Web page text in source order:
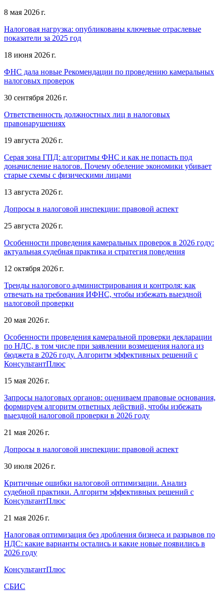
8 мая 2026 г.
Налоговая нагрузка: опубликованы ключевые отраслевые
показатели за 2025 год
18 июня 2026 г.
ФНС дала новые Рекомендации по проведению камеральных
налоговых проверок
30 сентября 2026 г.
Ответственность должностных лиц в налоговых
правонарушениях
19 августа 2026 г.
Серая зона ГПД: алгоритмы ФНС и как не попасть под
доначисление налогов. Почему обеление экономики убивает
старые схемы с физическими лицами
13 августа 2026 г.
Допросы в налоговой инспекции: правовой аспект
25 августа 2026 г.
Особенности проведения камеральных проверок в 2026 году:
актуальная судебная практика и стратегия поведения
12 октября 2026 г.
Тренды налогового администрирования и контроля: как
отвечать на требования ИФНС, чтобы избежать выездной
налоговой проверки
20 мая 2026 г.
Особенности проведения камеральной проверки декларации
по НДС, в том числе при заявлении возмещения налога из
бюджета в 2026 году. Алгоритм эффективных решений с
КонсультантПлюс
15 мая 2026 г.
Запросы налоговых органов: оцениваем правовые основания,
формируем алгоритм ответных действий, чтобы избежать
выездной налоговой проверки в 2026 году
21 мая 2026 г.
Допросы в налоговой инспекции: правовой аспект
30 июля 2026 г.
Критичные ошибки налоговой оптимизации. Анализ
судебной практики. Алгоритм эффективных решений с
КонсультантПлюс
21 мая 2026 г.
Налоговая оптимизация без дробления бизнеса и разрывов по
НДС: какие варианты остались и какие новые появились в
2026 году
КонсультантПлюс
СБИС